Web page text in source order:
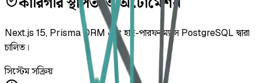
Next.js 15, Prisma ORM এবং হাই-পারফরম্যান্স PostgreSQL দ্বারা
চালিত।
সিস্টেম সক্রিয়